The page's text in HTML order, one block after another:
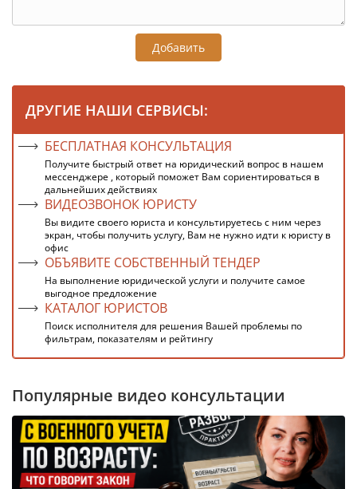
Добавить
ДРУГИЕ НАШИ СЕРВИСЫ:
БЕСПЛАТНАЯ КОНСУЛЬТАЦИЯ
Получите быстрый ответ на юридический вопрос в нашем
мессенджере , который поможет Вам сориентироваться в
дальнейших действиях
ВИДЕОЗВОНОК ЮРИСТУ
Вы видите своего юриста и консультируетесь с ним через
экран, чтобы получить услугу, Вам не нужно идти к юристу в
офис
ОБЪЯВИТЕ СОБСТВЕННЫЙ ТЕНДЕР
На выполнение юридической услуги и получите самое
выгодное предложение
КАТАЛОГ ЮРИСТОВ
Поиск исполнителя для решения Вашей проблемы по
фильтрам, показателям и рейтингу
Популярные видео консультации